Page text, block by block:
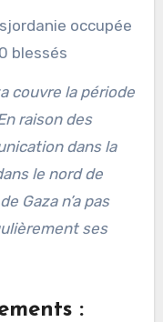
occupée
blessés
couvre la période
raison des
dans la
le nord de
Gaza n’a pas
ses
: